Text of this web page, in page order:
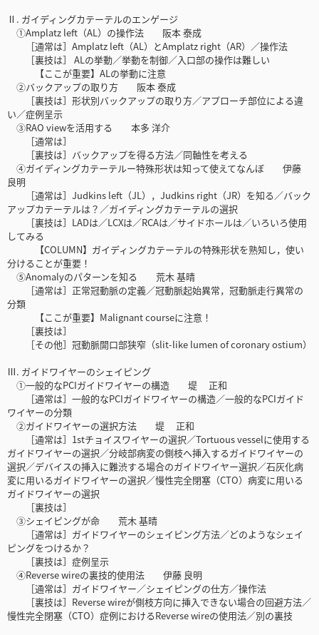
Ⅱ. ガイディングカテーテルのエンゲージ
①Amplatz left（AL）の操作法 阪本 泰成
［通常は］Amplatz left（AL）とAmplatz right（AR）／操作法
［裏技は］ ALの挙動／挙動を制御／入口部の操作は難しい
【ここが重要】ALの挙動に注意
②バックアップの取り方 阪本 泰成
［裏技は］形状別バックアップの取り方／アプローチ部位による違
い／症例呈示
③RAO viewを活用する 本多 洋介
［通常は］
［裏技は］バックアップを得る方法／同軸性を考える
④ガイディングカテーテルー特殊形状は知って使えてなんぼ 伊藤
良明
［通常は］Judkins left（JL），Judkins right（JR）を知る／バック
アップカテーテルは？／ガイディングカテーテルの選択
［裏技は］LADは／LCXは／RCAは／サイドホールは／いろいろ使用
してみる
【COLUMN】ガイディングカテーテルの特殊形状を熟知し，使い
分けることが重要！
⑤Anomalyのパターンを知る 荒木 基晴
［通常は］正常冠動脈の定義／冠動脈起始異常，冠動脈走行異常の
分類
【ここが重要】Malignant courseに注意！
［裏技は］
［その他］冠動脈開口部狭窄（slit-like lumen of coronary ostium）
Ⅲ. ガイドワイヤーのシェイピング
①一般的なPCIガイドワイヤーの構造 堤 正和
［通常は］一般的なPCIガイドワイヤーの構造／一般的なPCIガイド
ワイヤーの分類
②ガイドワイヤーの選択方法 堤 正和
［通常は］1stチョイスワイヤーの選択／Tortuous vesselに使用する
ガイドワイヤーの選択／分岐部病変の側枝へ挿入するガイドワイヤーの
選択／デバイスの挿入に難渋する場合のガイドワイヤー選択／石灰化病
変に用いるガイドワイヤーの選択／慢性完全閉塞（CTO）病変に用いる
ガイドワイヤーの選択
［裏技は］
③シェイピングが命 荒木 基晴
［通常は］ガイドワイヤーのシェイピング方法／どのようなシェイ
ピングをつけるか？
［裏技は］症例呈示
④Reverse wireの裏技的使用法 伊藤 良明
［通常は］ガイドワイヤー／シェイピングの仕方／操作法
［裏技は］Reverse wireが側枝方向に挿入できない場合の回避方法／
慢性完全閉塞（CTO）症例におけるReverse wireの使用法／別の裏技